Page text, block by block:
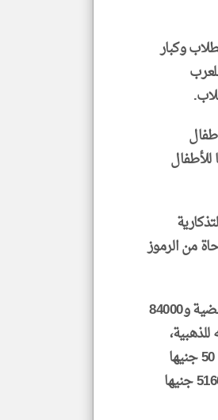
جنيه للأطفال والطلاب وكبار
أما للعرب
و175 جنيها للأطفال
1950 جنيها للبالغين و980 جنيها للأطفال
من الرموز
وتطرح العملات في فئات متعددة تشمل فئة الجنيه الواحد بسعر 2580 جنيها للفضية و84000
بسعر 3010 جنيهات للفضية و420000 جنيه للذهبية،
وفئة 25 جنيها بسعر 4042 جنيها للفضية و472500 جنيه للذهبية، إلى جانب فئة 50 جنيها
بسعر 4300 جنيه للفضية و498750 جنيها للذهبية، وأخيرا فئة 100 جنيه بسعر 5160 جنيها